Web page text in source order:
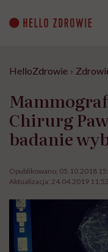
content
HelloZdrowie ›
Chirurg
badanie
Opublikowano: 05.10.2018
Aktualizacja: 24.04.2019 11:53